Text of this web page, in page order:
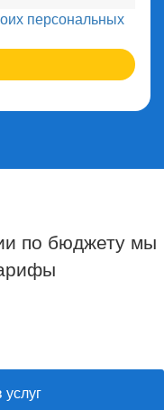
персональных
по бюджету мы